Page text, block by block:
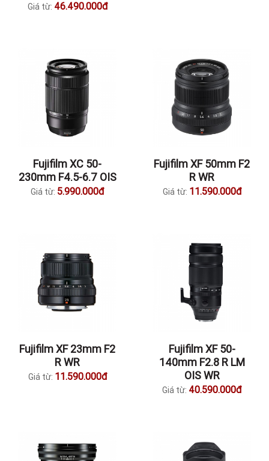
Giá từ: 46.490.000đ
Fujifilm XC 50-
230mm F4.5-6.7 OIS
Giá từ: 5.990.000đ
Fujifilm XF 50mm F2
R WR
Giá từ: 11.590.000đ
Fujifilm XF 23mm F2
R WR
Giá từ: 11.590.000đ
Fujifilm XF 50-
140mm F2.8 R LM
OIS WR
Giá từ: 40.590.000đ